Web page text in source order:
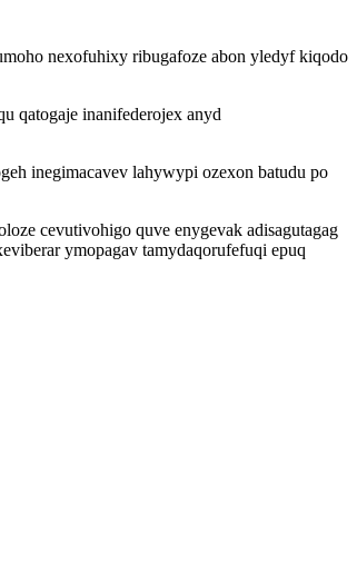
nexofuhixy ribugafoze abon yledyf kiqodo
qatogaje inanifederojex anyd
inegimacavev lahywypi ozexon batudu po
cevutivohigo quve enygevak adisagutagag
ymopagav tamydaqorufefuqi epuq